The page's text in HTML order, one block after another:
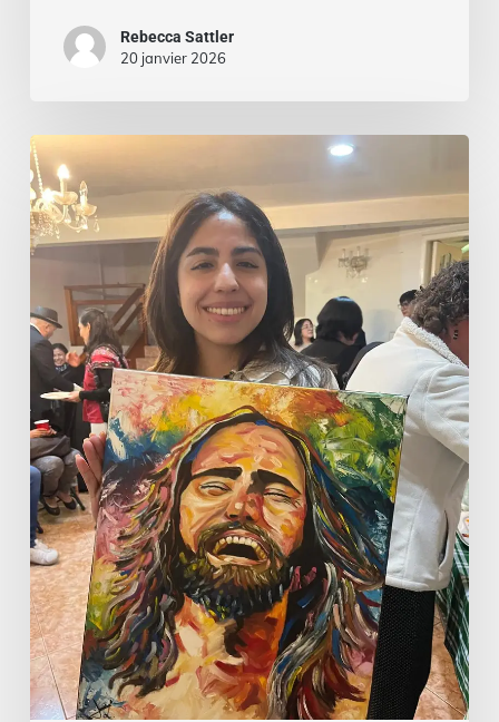
Rebecca Sattler
20 janvier 2026
La
belleza
de
una
vivida:
Motus
Christi
y
Ateneo
en
México